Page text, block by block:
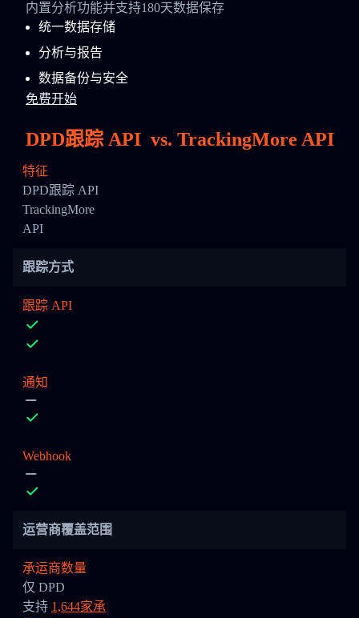
内置分析功能并支持180天数据保存
统一数据存储
分析与报告
数据备份与安全
免费开始
DPD跟踪 API vs. TrackingMore API
特征
DPD跟踪 API
TrackingMore
API
跟踪方式
跟踪 API
通知
Webhook
运营商覆盖范围
承运商数量
仅 DPD
支持 1,644家承